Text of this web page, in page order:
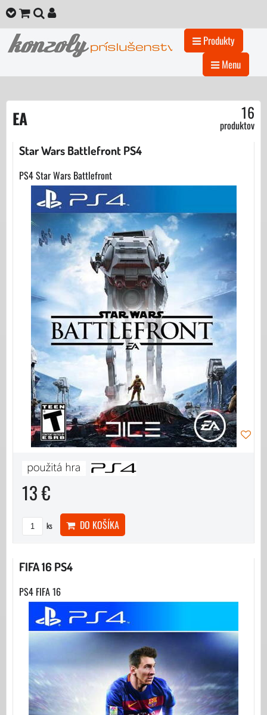
Produkty
Menu
EA 16
produktov
Star Wars Battlefront PS4
PS4 Star Wars Battlefront
13 €
ks DO KOŠÍKA
FIFA 16 PS4
PS4 FIFA 16